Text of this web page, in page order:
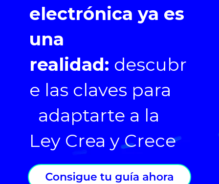
electrónica ya es
una
realidad: descubr
e las claves para
adaptarte a la
Ley Crea y Crece